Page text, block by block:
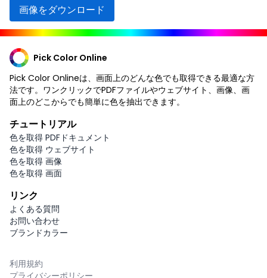
画像をダウンロード
Pick Color Online
Pick Color Onlineは、画面上のどんな色でも取得できる最適な方
法です。ワンクリックでPDFファイルやウェブサイト、画像、画
面上のどこからでも簡単に色を抽出できます。
チュートリアル
色を取得 PDFドキュメント
色を取得 ウェブサイト
色を取得 画像
色を取得 画面
リンク
よくある質問
お問い合わせ
ブランドカラー
利用規約
プライバシーポリシー